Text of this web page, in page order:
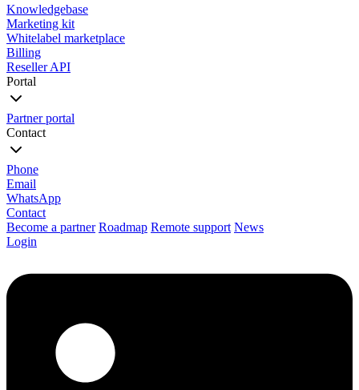
Knowledgebase
Marketing kit
Whitelabel marketplace
Billing
Reseller API
Portal
Partner portal
Contact
Phone
Email
WhatsApp
Contact
Become a partner Roadmap Remote support News
Login